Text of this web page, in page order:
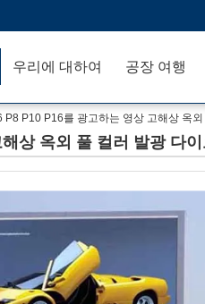
우리에 대하여 공장 여행
P8 P10 P16를 광고하는 영상 고해상 옥
상 옥외 풀 컬러 발광 다이